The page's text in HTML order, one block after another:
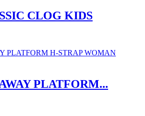
CLOG KIDS
PLATFORM...